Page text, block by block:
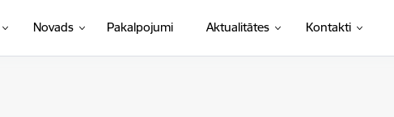
Novads Pakalpojumi Aktualitātes Kontakti